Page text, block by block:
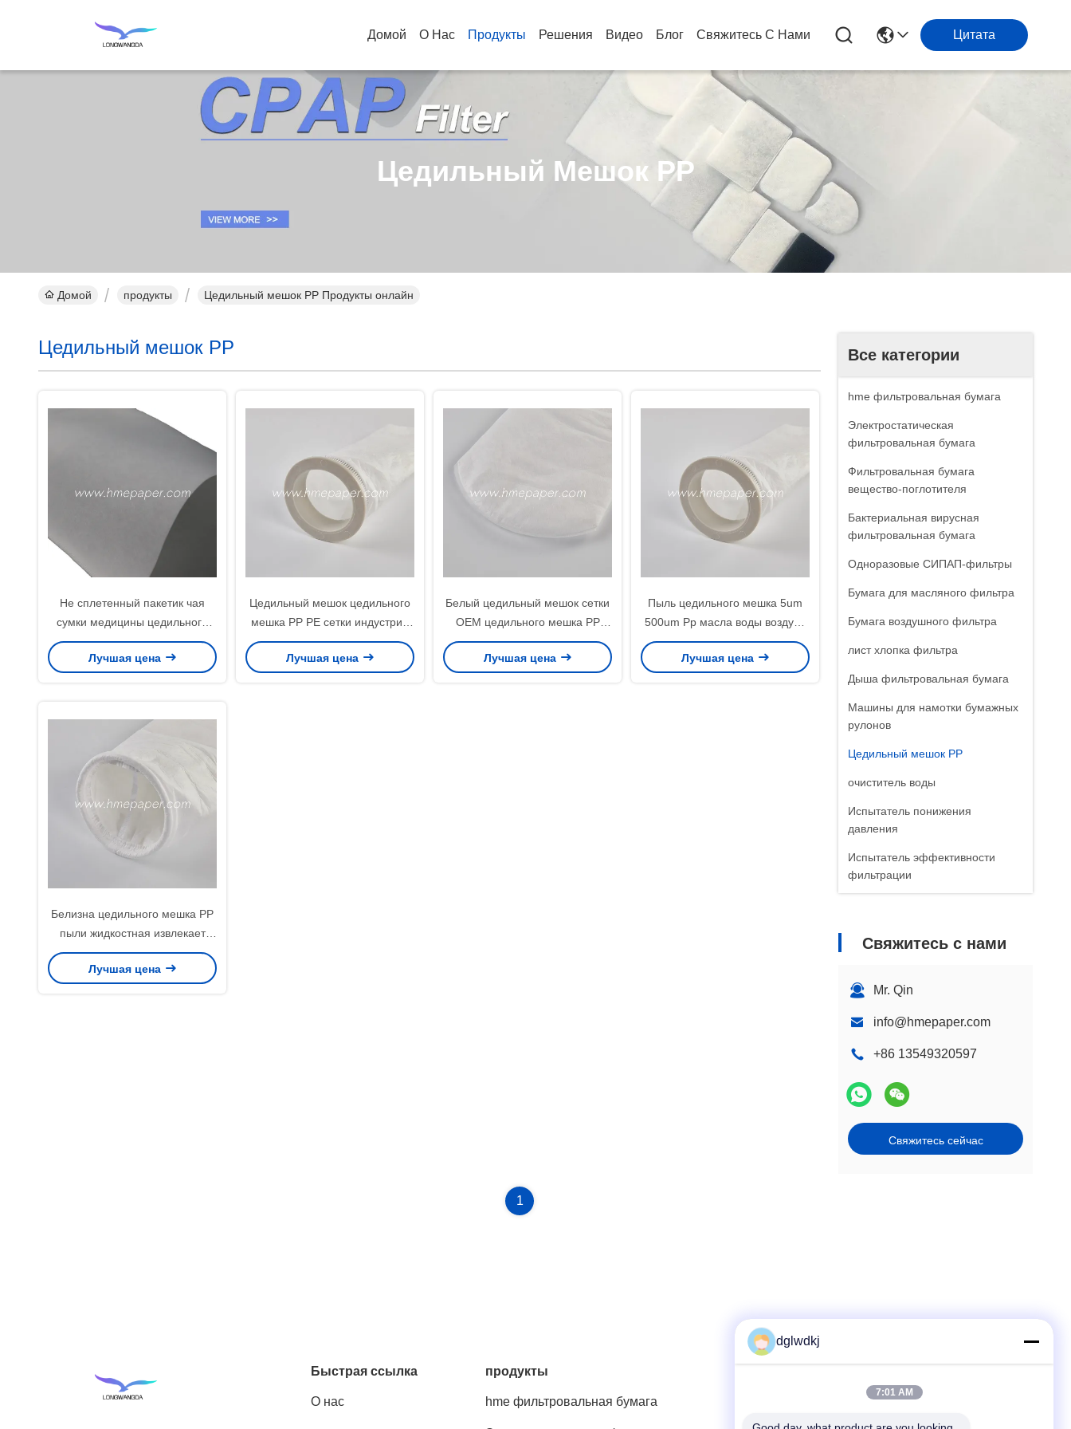
Домой О Нас Продукты Решения Видео Блог Свяжитесь С Нами Цитата
Цедильный Мешок PP
Домой продукты Цедильный мешок PP Продукты онлайн
Все категории
hme фильтровальная бумага
Электростатическая
фильтровальная бумага
Фильтровальная бумага
вещество-поглотителя
Бактериальная вирусная
фильтровальная бумага
Одноразовые СИПАП-фильтры
Бумага для масляного фильтра
Бумага воздушного фильтра
лист хлопка фильтра
Дыша фильтровальная бумага
Машины для намотки бумажных
рулонов
Цедильный мешок PP
очиститель воды
Испытатель понижения
давления
Испытатель эффективности
фильтрации
Свяжитесь с нами
Mr. Qin
info@hmepaper.com
+86 13549320597
Свяжитесь сейчас
Цедильный мешок PP
Не сплетенный пакетик чая
сумки медицины цедильного
мешка PP белый
Лучшая цена
Цедильный мешок цедильного
мешка PP PE сетки индустрии
жидкостный
Лучшая цена
Белый цедильный мешок сетки
OEM цедильного мешка PP
пыли воздуха
Лучшая цена
Пыль цедильного мешка 5um
500um Pp масла воды воздуха
собирает Filteration
Лучшая цена
Белизна цедильного мешка PP
пыли жидкостная извлекает
подвесы песка точные
Лучшая цена
1
Быстрая ссылка
О нас
продукты
hme фильтровальная бумага
86-135-4928-4581
dglwdkj
7:01 AM